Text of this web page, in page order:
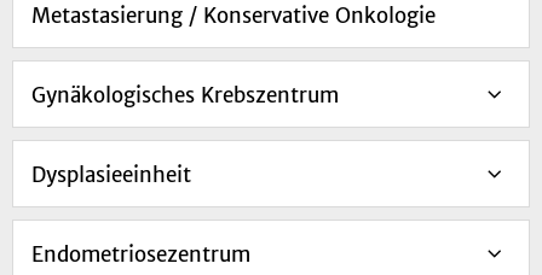
Metastasierung / Konservative Onkologie
Gynäkologisches Krebszentrum
Dysplasieeinheit
Endometriosezentrum